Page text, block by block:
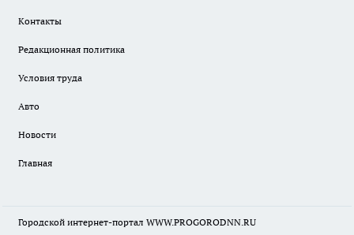
Контакты
Редакционная политика
Условия труда
Авто
Новости
Главная
Городской интернет-портал WWW.PROGORODNN.RU